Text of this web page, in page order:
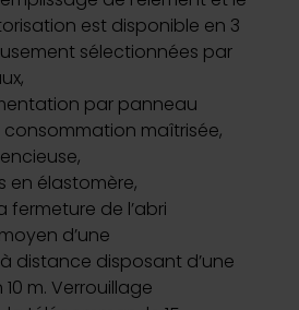
est disponible en 3
sélectionnées par
par panneau
maîtrisée,
en élastomère,
fermeture de l’abri
d’une
distance disposant d’une
m. Verrouillage